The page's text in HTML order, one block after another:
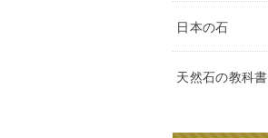
日本の石
天然石の教科書